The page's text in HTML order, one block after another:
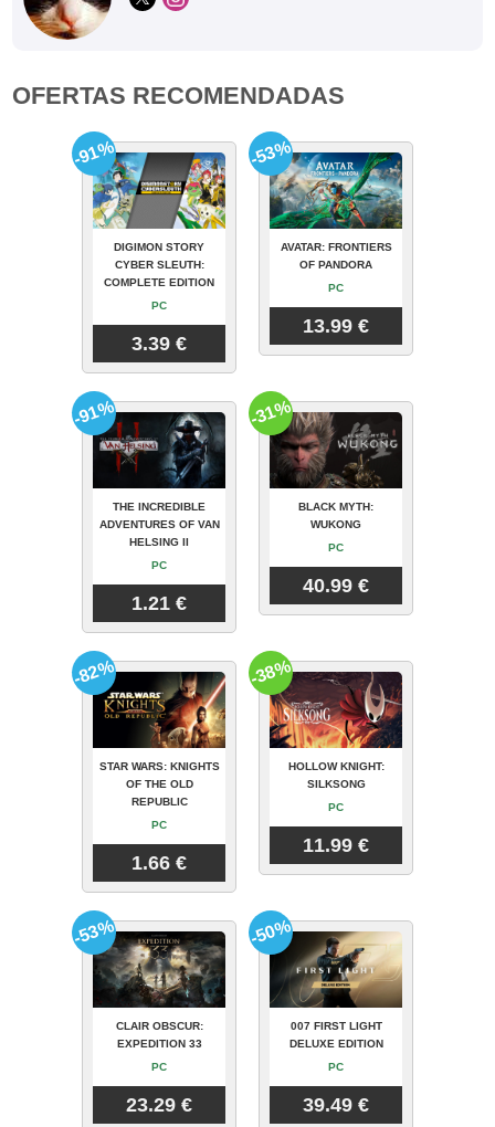
OFERTAS RECOMENDADAS
DIGIMON STORY
CYBER SLEUTH:
COMPLETE EDITION
PC
3.39 €
-91%
AVATAR: FRONTIERS
OF PANDORA
PC
13.99 €
-53%
THE INCREDIBLE
ADVENTURES OF VAN
HELSING II
PC
1.21 €
-91%
BLACK MYTH:
WUKONG
PC
40.99 €
-31%
STAR WARS: KNIGHTS
OF THE OLD
REPUBLIC
PC
1.66 €
-82%
HOLLOW KNIGHT:
SILKSONG
PC
11.99 €
-38%
CLAIR OBSCUR:
EXPEDITION 33
PC
23.29 €
-53%
007 FIRST LIGHT
DELUXE EDITION
PC
39.49 €
-50%